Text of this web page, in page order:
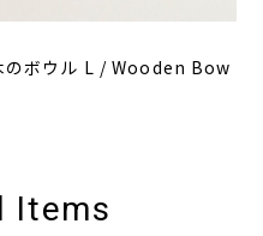
のボウル L / Wooden Bow
Items